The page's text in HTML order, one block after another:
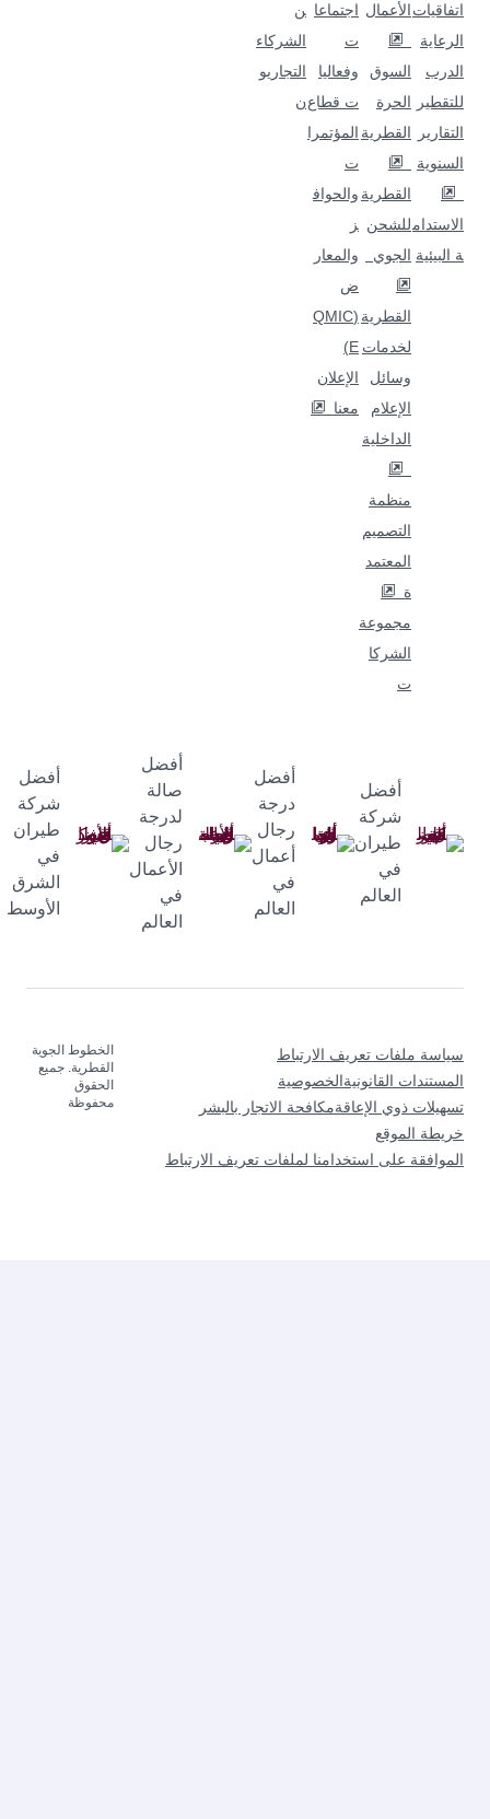
اتفاقيات
الرعاية
الدرب
للتقطير
التقارير
السنوية
الاستدام
ة البيئية
الأعمال
السوق
الحرة
القطرية
القطرية
للشحن
الجوي
القطرية
لخدمات
وسائل
الإعلام
الداخلية
منظمة
التصميم
المعتمد
مجموعة
الشركا
اجتماعا
وفعاليا
ت قطاع
المؤتمرا
والحواف
ز
والمعار
ض
(QMIC
E)
الإعلان
معنا
ن
الشركاء
التجاريو
ن
أفضل
شركة
طيران
في
العالم
أفضل
درجة
رجال
أعمال
في
العالم
أفضل
صالة
لدرجة
رجال
الأعمال
في
العالم
أفضل
شركة
طيران
في
الشرق
الأوسط
سياسة ملفات تعريف الارتباط
المستندات القانونيةالخصوصية
تسهيلات ذوي الإعاقةمكافحة الاتجار بالبشر
خريطة الموقع
الموافقة على استخدامنا لملفات تعريف الارتباط
الخطوط الجوية
القطرية. جميع
الحقوق
محفوظة